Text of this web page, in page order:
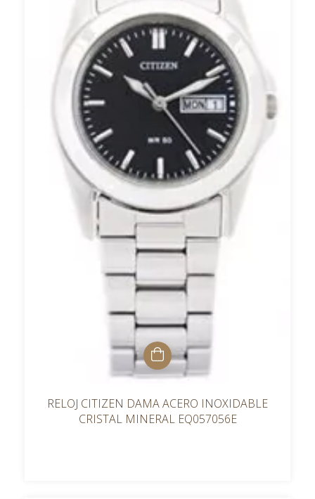
RELOJ CITIZEN DAMA ACERO INOXIDABLE
CRISTAL MINERAL EQ057056E